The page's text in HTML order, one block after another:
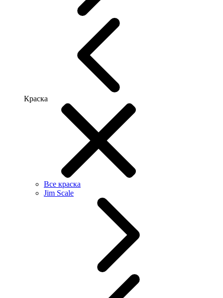
Краска
Все краска
Jim Scale